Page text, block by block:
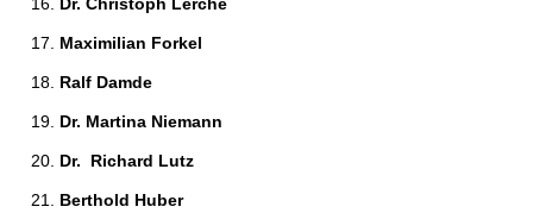
Maximilian Forkel
Ralf Damde
Dr. Martina Niemann
Dr.  Richard Lutz
Berthold Huber